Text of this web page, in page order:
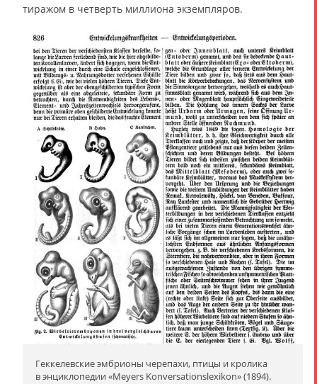
тиражом в четверть миллиона экземпляров.
Геккелевские эмбрионы черепахи, птицы и кролика
в энциклопедии «Meyers Konversationslexikon» (1894).